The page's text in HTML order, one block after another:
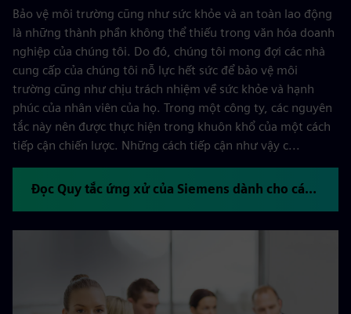
Bảo vệ môi trường cũng như sức khỏe và an toàn lao động
là những thành phần không thể thiếu trong văn hóa doanh
nghiệp của chúng tôi. Do đó, chúng tôi mong đợi các nhà
cung cấp của chúng tôi nỗ lực hết sức để bảo vệ môi
trường cũng như chịu trách nhiệm về sức khỏe và hạnh
phúc của nhân viên của họ. Trong một công ty, các nguyên
tắc này nên được thực hiện trong khuôn khổ của một cách
tiếp cận chiến lược. Những cách tiếp cận như vậy c...
Đọc Quy tắc ứng xử của Siemens dành cho các nhà cung cấp